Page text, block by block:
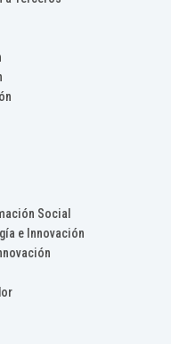
Social
e Innovación